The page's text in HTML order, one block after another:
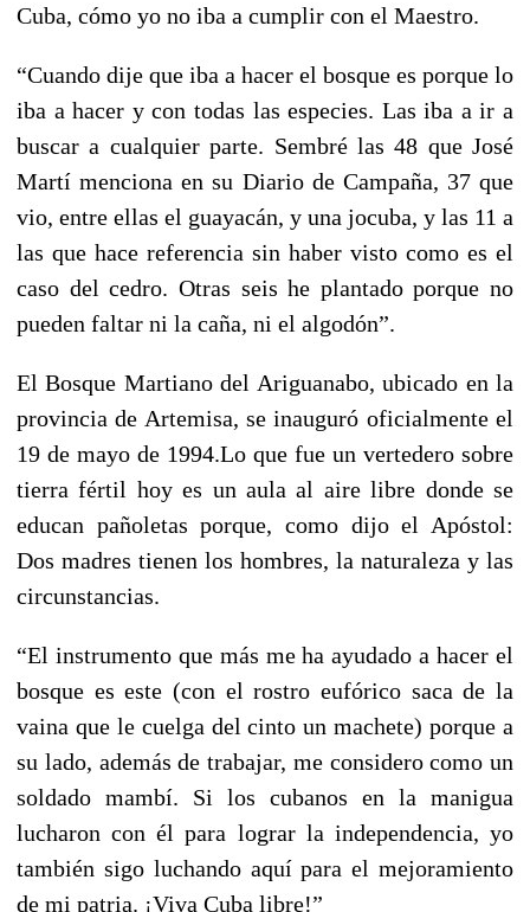
Cuba, cómo yo no iba a cumplir con el Maestro.
“Cuando dije que iba a hacer el bosque es porque lo
iba a hacer y con todas las especies. Las iba a ir a
buscar a cualquier parte. Sembré las 48 que José
Martí menciona en su Diario de Campaña, 37 que
vio, entre ellas el guayacán, y una jocuba, y las 11 a
las que hace referencia sin haber visto como es el
caso del cedro. Otras seis he plantado porque no
pueden faltar ni la caña, ni el algodón”.
El Bosque Martiano del Ariguanabo, ubicado en la
provincia de Artemisa, se inauguró oficialmente el
19 de mayo de 1994.Lo que fue un vertedero sobre
tierra fértil hoy es un aula al aire libre donde se
educan pañoletas porque, como dijo el Apóstol:
Dos madres tienen los hombres, la naturaleza y las
circunstancias.
“El instrumento que más me ha ayudado a hacer el
bosque es este (con el rostro eufórico saca de la
vaina que le cuelga del cinto un machete) porque a
su lado, además de trabajar, me considero como un
soldado mambí. Si los cubanos en la manigua
lucharon con él para lograr la independencia, yo
también sigo luchando aquí para el mejoramiento
de mi patria. ¡Viva Cuba libre!”